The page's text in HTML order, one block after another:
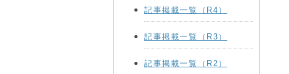
記事掲載一覧（R4）
記事掲載一覧（R3）
記事掲載一覧（R2）